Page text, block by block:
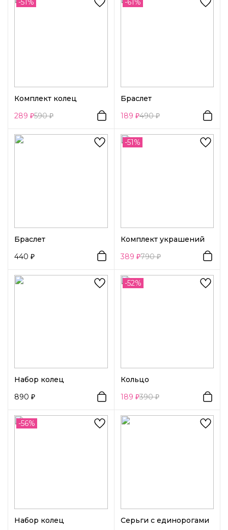
Комплект колец
289
590
Браслет
189
490
Браслет
440
-51%
Комплект украшений
389
790
Набор колец
890
-52%
Кольцо
189
390
-56%
Набор колец
Серьги с единорогами